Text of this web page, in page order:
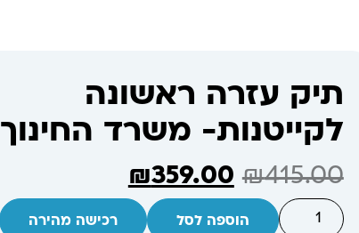
תיק עזרה ראשונה
לקייטנות- משרד החינוך
₪415.00
₪359.00
הוספה לסל רכישה מהירה